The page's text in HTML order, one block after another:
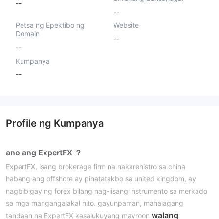
--
--
Petsa ng Epektibo ng
Domain
--
Website
--
Kumpanya
--
Profile ng Kumpanya
ano ang ExpertFX ？
ExpertFX, isang brokerage firm na nakarehistro sa china
habang ang offshore ay pinatatakbo sa united kingdom, ay
nagbibigay ng forex bilang nag-iisang instrumento sa merkado
sa mga mangangalakal nito. gayunpaman, mahalagang
tandaan na ExpertFX kasalukuyang mayroon walang